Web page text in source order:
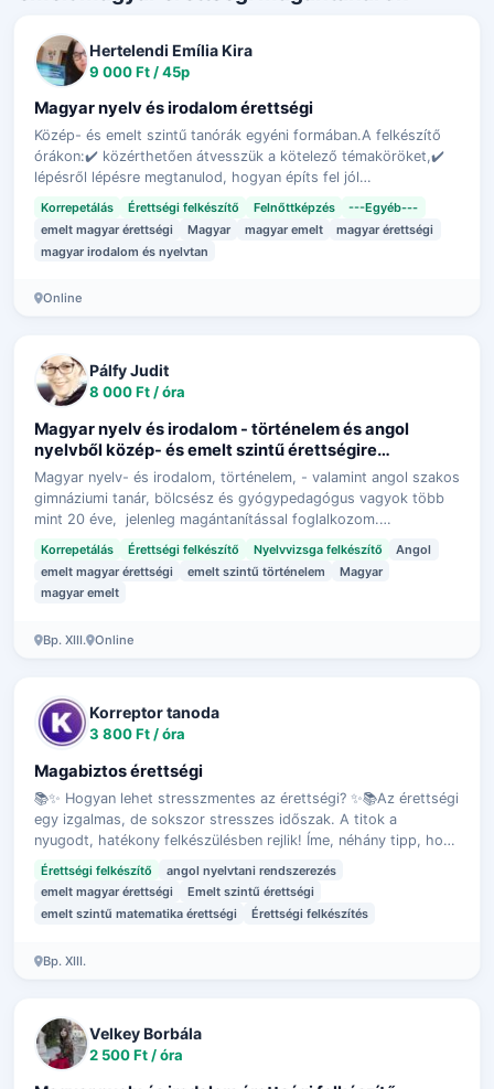
Hertelendi Emília Kira
9 000 Ft / 45p
Magyar nyelv és irodalom érettségi
Közép- és emelt szintű tanórák egyéni formában.A felkészítő
órákon:✔️ közérthetően átvesszük a kötelező témaköröket,✔️
lépésről lépésre megtanulod, hogyan építs fel jól
megfogalmazott, szabályos szöv…
Korrepetálás Érettségi felkészítő Felnőttképzés
---Egyéb---
emelt magyar érettségi
Magyar magyar emelt
magyar érettségi
magyar irodalom és nyelvtan
Online
Pálfy Judit
8 000 Ft / óra
Magyar nyelv és irodalom - történelem és angol
nyelvből közép- és emelt szintű érettségire
felkészítés, korrepetálás
Magyar nyelv- és irodalom, történelem, - valamint angol szakos
gimnáziumi tanár, bölcsész és gyógypedagógus vagyok több
mint 20 éve, jelenleg magántanítással foglalkozom.
Fejlesztőpedagógusként is s…
Korrepetálás Érettségi felkészítő Nyelvvizsga felkészítő
Angol
emelt magyar érettségi
emelt szintű történelem
Magyar
magyar emelt
Bp. XIII. Online
Korreptor tanoda
3 800 Ft / óra
Magabiztos érettségi
📚✨ Hogyan lehet stresszmentes az érettségi? ✨📚Az érettségi
egy izgalmas, de sokszor stresszes időszak. A titok a
nyugodt, hatékony felkészülésben rejlik! Íme, néhány tipp, hogy
hogyan tedd stress…
Érettségi felkészítő
angol nyelvtani rendszerezés
emelt magyar érettségi
Emelt szintű érettségi
emelt szintű matematika érettségi
Érettségi felkészítés
Bp. XIII.
Velkey Borbála
2 500 Ft / óra